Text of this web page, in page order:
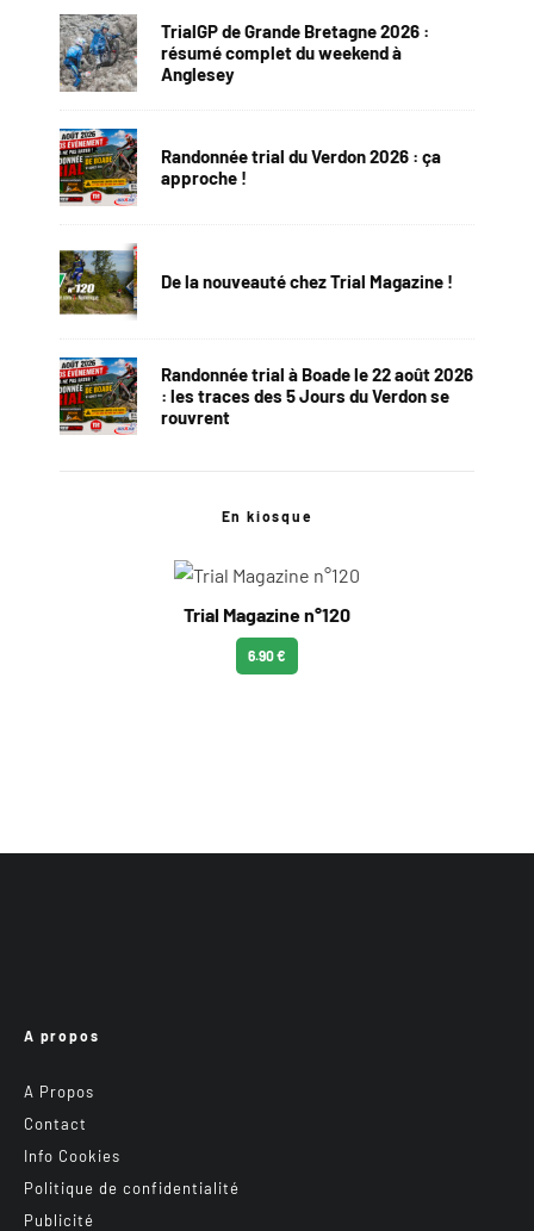
TrialGP de Grande Bretagne 2026 :
résumé complet du weekend à
Anglesey
Randonnée trial du Verdon 2026 : ça
approche !
De la nouveauté chez Trial Magazine !
Randonnée trial à Boade le 22 août 2026
: les traces des 5 Jours du Verdon se
rouvrent
En kiosque
Trial Magazine n°120
6.90 €
A propos
A Propos
Contact
Info Cookies
Politique de confidentialité
Publicité